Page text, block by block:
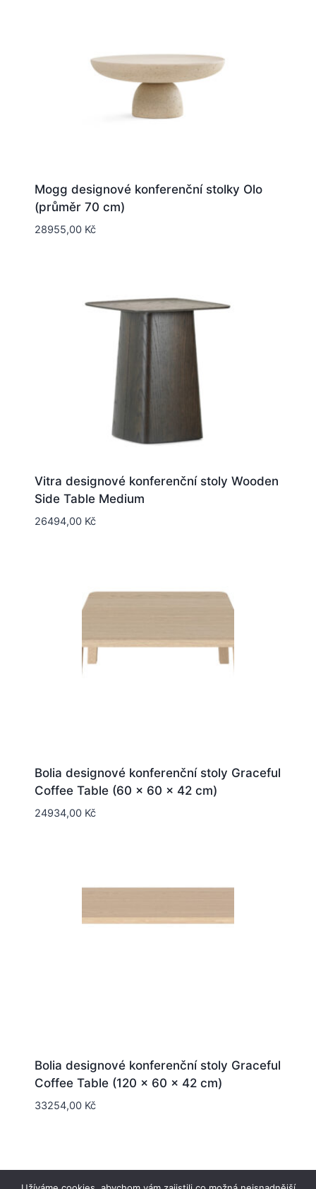
Mogg designové konferenční stolky Olo
(průměr 70 cm)
28955,00 Kč
Vitra designové konferenční stoly Wooden
Side Table Medium
26494,00 Kč
Bolia designové konferenční stoly Graceful
Coffee Table (60 x 60 x 42 cm)
24934,00 Kč
Bolia designové konferenční stoly Graceful
Coffee Table (120 x 60 x 42 cm)
33254,00 Kč